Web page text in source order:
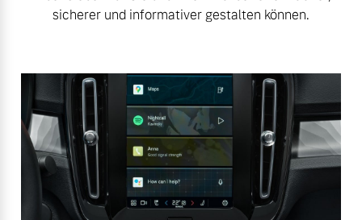
sicherer und informativer gestalten können.